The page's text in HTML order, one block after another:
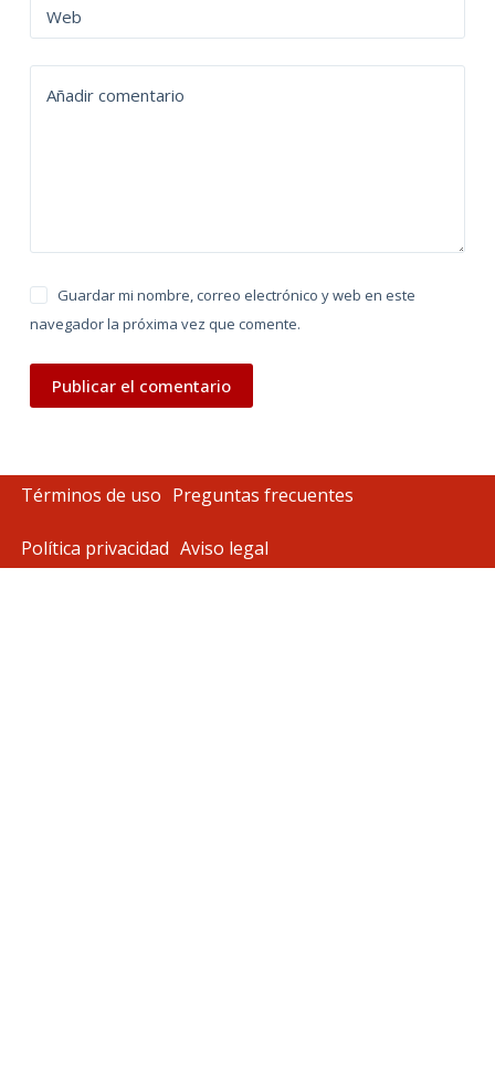
Web
Añadir comentario
Guardar mi nombre, correo electrónico y web en este
navegador la próxima vez que comente.
Publicar el comentario
a
t
Términos de uso Preguntas frecuentes
Política privacidad Aviso legal